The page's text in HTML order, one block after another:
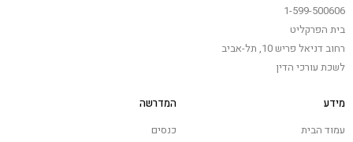
1-599-500606
בית הפרקליט
רחוב דניאל פריש 10, תל-אביב
לשכת עורכי הדין
מידע
עמוד הבית
המדרשה
כנסים